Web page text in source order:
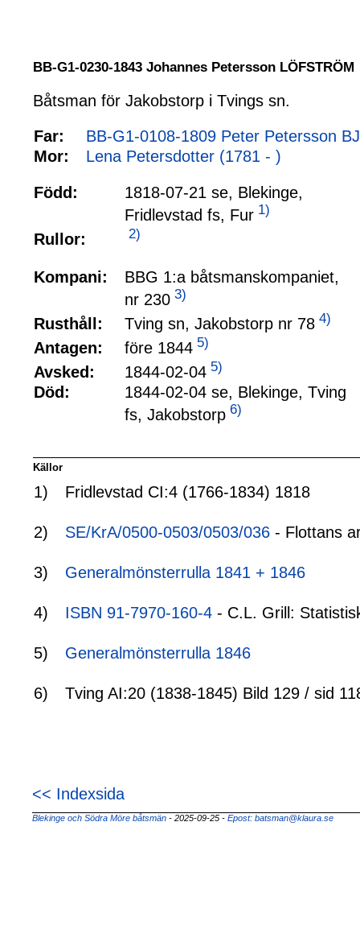
BB-G1-0230-1843 Johannes Petersson LÖFSTRÖM
Båtsman för Jakobstorp i Tvings sn.
Far:
BB-G1-0108-1809 Peter Petersson
Mor:
Lena Petersdotter (1781 - )
Född:
1818-07-21 se, Blekinge,
Fridlevstad fs, Fur 1)
Rullor: 2)
Kompani:
BBG 1:a båtsmanskompaniet,
nr 230 3)
Rusthåll: Tving sn, Jakobstorp nr 78 4)
Antagen: före 1844 5)
Avsked: 1844-02-04 5)
Död:
1844-02-04 se, Blekinge, Tving
fs, Jakobstorp 6)
Källor
1) Fridlevstad CI:4 (1766-1834) 1818
2) SE/KrA/0500-0503/0503/036 - Flottans
3) Generalmönsterrulla 1841 + 1846
4) ISBN 91-7970-160-4 - C.L. Grill:
5) Generalmönsterrulla 1846
6) Tving AI:20 (1838-1845) Bild 129 / sid
<< Indexsida
Blekinge och Södra Möre båtsmän - 2025-09-25 - Epost: batsman@klaura.se